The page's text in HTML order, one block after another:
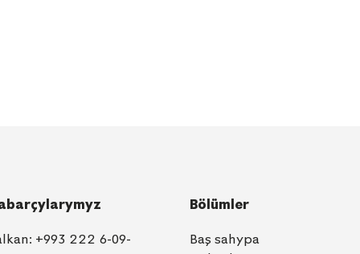
+993 222 6-09-
Bölümler
Baş sahypa